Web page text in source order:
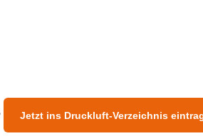
Jetzt ins Druckluft-Verzeichnis